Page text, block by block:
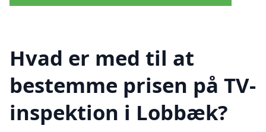
Hvad er med til at
bestemme prisen på TV-
inspektion i Lobbæk?